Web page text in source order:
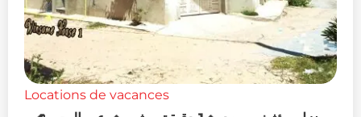
Locations de vacances